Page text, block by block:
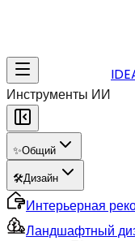
Инструменты ИИ
✨Общий
🛠️Дизайн
Интерьерная
Ландшафтный